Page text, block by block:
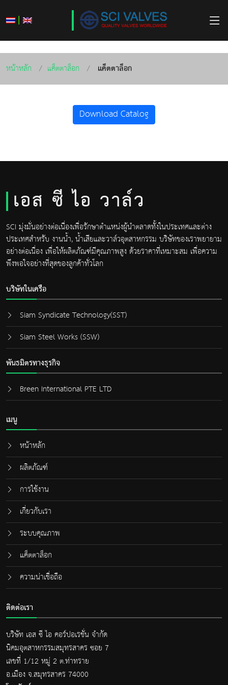
|
หน้าหลัก แค็ตตาล็อก แค็ตตาล็อก
Download Catalog
เอส ซี ไอ วาล์ว
SCI มุ่งมั่นอย่างต่อเนื่องเพื่อรักษาตำแหน่งผู้นำตลาดทั้งในประเทศและต่าง
ประเทศสำหรับ งานน้ำ, น้ำเสียและวาล์วอุตสาหกรรม บริษัทของเราพยายาม
อย่างต่อเนื่อง เพื่อให้ผลิตภัณฑ์มีคุณภาพสูง ด้วยราคาที่เหมาะสม เพื่อความ
พึงพอใจอย่างที่สุดของลูกค้าทั่วโลก
บริษัทในเครือ
Siam Syndicate Technology(SST)
Siam Steel Works (SSW)
พันธมิตรทางธุรกิจ
Breen International PTE LTD
เมนู
หน้าหลัก
ผลิตภัณฑ์
การใช้งาน
เกี่ยวกับเรา
ระบบคุณภาพ
แค็ตตาล็อก
ความน่าเชื่อถือ
ติดต่อเรา
บริษัท เอส ซี ไอ คอร์ปอเรชั่น จำกัด
นิคมอุตสาหกรรมสมุทรสาคร ซอย 7
เลขที่ 1/12 หมู่ 2 ต.ท่าทราย
อ.เมือง จ.สมุทรสาคร 74000